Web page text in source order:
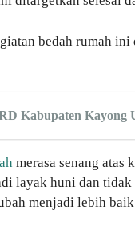
bedah rumah ini
Kabupaten Kayong
merasa senang atas
layak huni dan
menjadi lebih